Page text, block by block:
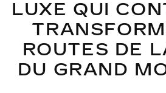
LUXE QUI
ROUTES DE
DU GRAND